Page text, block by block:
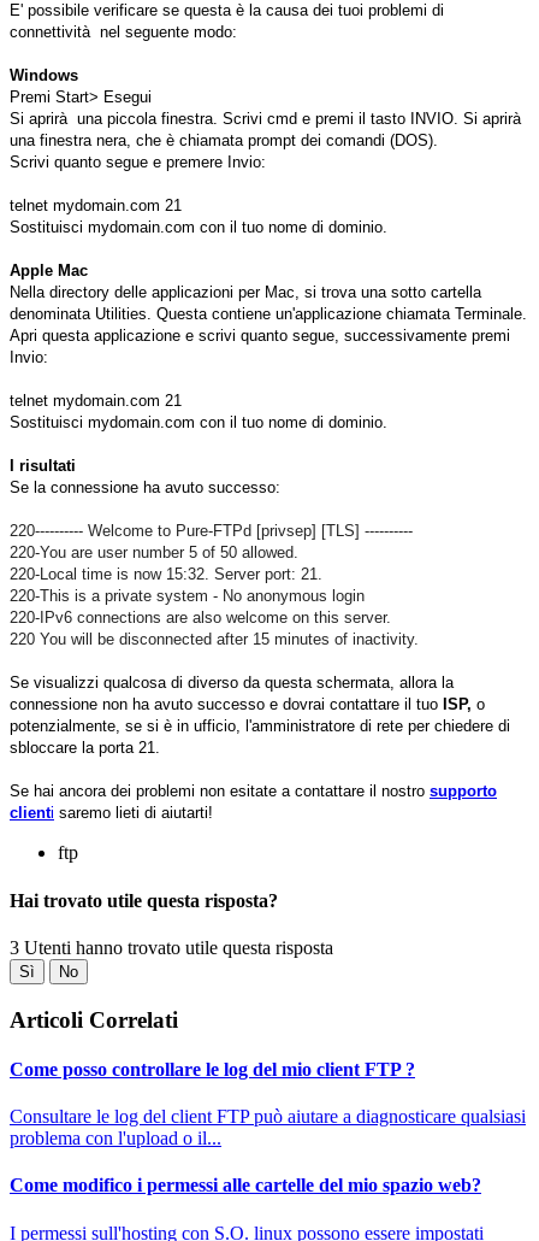
E' possibile verificare se questa è la causa dei tuoi problemi di
connettività nel seguente modo:
Windows
Premi Start> Esegui
Si aprirà una piccola finestra. Scrivi cmd e premi il tasto INVIO. Si aprirà
una finestra nera, che è chiamata prompt dei comandi (DOS).
Scrivi quanto segue e premere Invio:
telnet mydomain.com 21
Sostituisci mydomain.com con il tuo nome di dominio.
Apple Mac
Nella directory delle applicazioni per Mac, si trova una sotto cartella
denominata Utilities. Questa contiene un'applicazione chiamata Terminale.
Apri questa applicazione e scrivi quanto segue, successivamente premi
Invio:
telnet mydomain.com 21
Sostituisci mydomain.com con il tuo nome di dominio.
I risultati
Se la connessione ha avuto successo:
220---------- Welcome to Pure-FTPd [privsep] [TLS] ----------
220-You are user number 5 of 50 allowed.
220-Local time is now 15:32. Server port: 21.
220-This is a private system - No anonymous login
220-IPv6 connections are also welcome on this server.
220 You will be disconnected after 15 minutes of inactivity.
Se visualizzi qualcosa di diverso da questa schermata, allora la
connessione non ha avuto successo e dovrai contattare il tuo ISP, o
potenzialmente, se si è in ufficio, l'amministratore di rete per chiedere di
sbloccare la porta 21.
Se hai ancora dei problemi non esitate a contattare il nostro supporto
clienti saremo lieti di aiutarti!
ftp
Hai trovato utile questa risposta?
3 Utenti hanno trovato utile questa risposta
Sì No
Articoli Correlati
Come posso controllare le log del mio client FTP ?
Consultare le log del client FTP può aiutare a diagnosticare qualsiasi
problema con l'upload o il...
Come modifico i permessi alle cartelle del mio spazio web?
I permessi sull'hosting con S.O. linux possono essere impostati